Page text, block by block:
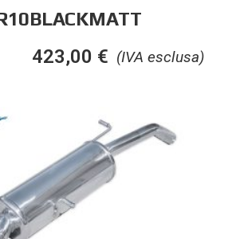
(IVA esclusa)
423,00 €